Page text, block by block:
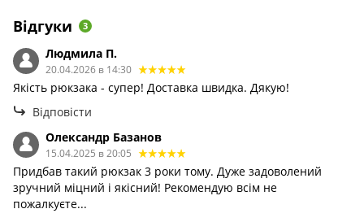
Відгуки 3
Людмила П.
20.04.2026 в 14:30
Якість рюкзака - супер! Доставка швидка. Дякую!
Відповісти
Олександр Базанов
15.04.2025 в 20:05
Придбав такий рюкзак 3 роки тому. Дуже задоволений
зручний міцний і якісний! Рекомендую всім не
пожалкуєте...